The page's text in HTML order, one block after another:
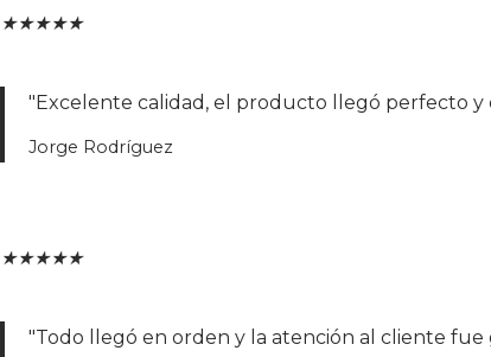
★★★★★
"Excelente calidad, el producto llegó perfecto y
Jorge Rodríguez
★★★★★
"Todo llegó en orden y la atención al cliente fue